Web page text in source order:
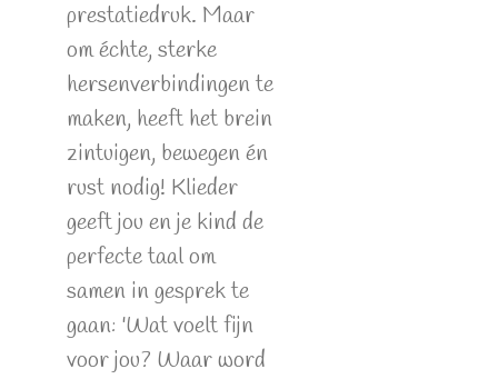
prestatiedruk. Maar
om échte, sterke
hersenverbindingen te
maken, heeft het brein
zintuigen, bewegen én
rust nodig! Klieder
geeft jou en je kind de
perfecte taal om
samen in gesprek te
gaan: 'Wat voelt fijn
voor jou? Waar word